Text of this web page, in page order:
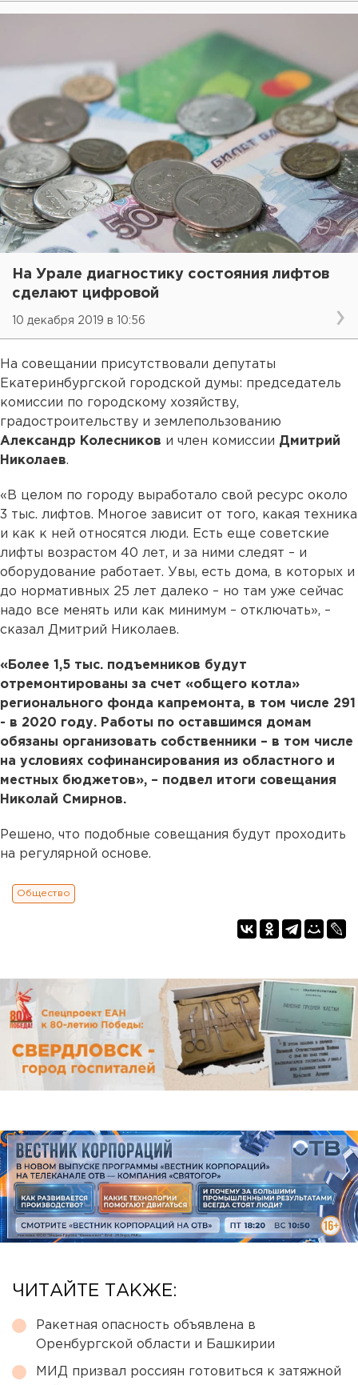
На Урале диагностику состояния лифтов
сделают цифровой
10 декабря 2019 в 10:56
На совещании присутствовали депутаты
Екатеринбургской городской думы: председатель
комиссии по городскому хозяйству,
градостроительству и землепользованию
Александр Колесников и член комиссии Дмитрий
Николаев.
«В целом по городу выработало свой ресурс около
3 тыс. лифтов. Многое зависит от того, какая техника
и как к ней относятся люди. Есть еще советские
лифты возрастом 40 лет, и за ними следят – и
оборудование работает. Увы, есть дома, в которых и
до нормативных 25 лет далеко – но там уже сейчас
надо все менять или как минимум – отключать», –
сказал Дмитрий Николаев.
«Более 1,5 тыс. подъемников будут
отремонтированы за счет «общего котла»
регионального фонда капремонта, в том числе 291
- в 2020 году. Работы по оставшимся домам
обязаны организовать собственники – в том числе
на условиях софинансирования из областного и
местных бюджетов», – подвел итоги совещания
Николай Смирнов.
Решено, что подобные совещания будут проходить
на регулярной основе.
Общество
ЧИТАЙТЕ ТАКЖЕ:
Ракетная опасность объявлена в
Оренбургской области и Башкирии
МИД призвал россиян готовиться к затяжной